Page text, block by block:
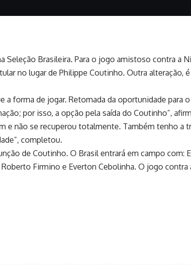
Brasileira. Para o jogo amistoso contra a
no lugar de Philippe Coutinho. Outra alteração,
a forma de jogar. Retomada da oportunidade para
por isso, a opção pela saída do Coutinho”,
e não se recuperou totalmente. Também tenho a
completou.
de Coutinho. O Brasil entrará em campo com:
Roberto Firmino e Everton Cebolinha. O jogo